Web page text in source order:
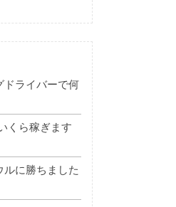
ドライバーで何
くら稼ぎます
に勝ちました